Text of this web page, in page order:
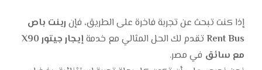
إذا كنت تبحث عن تجربة فاخرة على الطريق، فإن رينت باص
Rent Bus تقدم لك الحل المثالي مع خدمة
إيجار جيتور X90
مع سائق في مصر.